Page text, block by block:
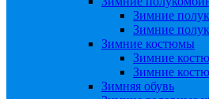
Зимние
Зимние
Зимние костюмы
Зимние
Зимние
Зимняя обувь